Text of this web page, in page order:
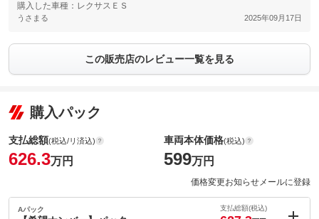
購入した車種：レクサスＥＳ
うさまる 2025年09月17日
この販売店のレビュー一覧を見る
購入パック
支払総額(税込/リ済込)
626.3万円
車両本体価格(税込)
599万円
価格変更お知らせメールに登録
Aパック 支払総額(税込)